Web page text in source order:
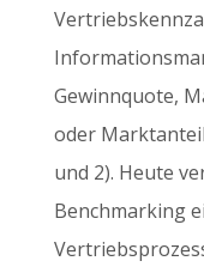
Gewinnquote,
oder
und 2). Heute
Benchmarking